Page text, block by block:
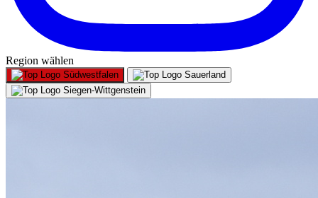
Region wählen
Südwestfalen
Sauerland
Siegen-Wittgenstein